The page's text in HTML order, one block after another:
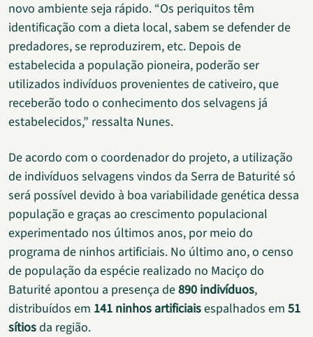
novo ambiente seja rápido. “Os periquitos têm
identificação com a dieta local, sabem se defender de
predadores, se reproduzirem, etc. Depois de
estabelecida a população pioneira, poderão ser
utilizados indivíduos provenientes de cativeiro, que
receberão todo o conhecimento dos selvagens já
estabelecidos,” ressalta Nunes.
De acordo com o coordenador do projeto, a utilização
de indivíduos selvagens vindos da Serra de Baturité só
será possível devido à boa variabilidade genética dessa
população e graças ao crescimento populacional
experimentado nos últimos anos, por meio do
programa de ninhos artificiais. No último ano, o censo
de população da espécie realizado no Maciço do
Baturité apontou a presença de890 indivíduos,
distribuídos em 141 ninhos artificiaisespalhados em 51
sítiosda região.